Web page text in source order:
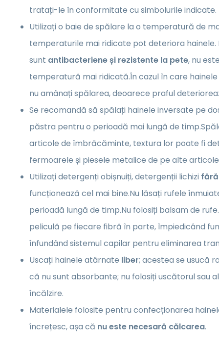
tratați-le în conformitate cu simbolurile indicate.
Utilizați o baie de spălare la o temperatură de
temperaturile mai ridicate pot deteriora
sunt antibacteriene și rezistente la pete, nu
temperatură mai ridicată.În cazul în care
nu amânați spălarea, deoarece praful
Se recomandă să spălați hainele inversate pe
păstra pentru o perioadă mai lungă de
articole de îmbrăcăminte, textura lor poate fi
fermoarele și piesele metalice de pe alte
Utilizați detergenți obișnuiți, detergenții lichizi
funcționează cel mai bine.Nu lăsați rufele
perioadă lungă de timp.Nu folosiți balsam de
peliculă pe fiecare fibră în parte, împiedicând
înfundând sistemul capilar pentru eliminarea
Uscați hainele atârnate liber; acestea se usucă
că nu sunt absorbante; nu folosiți uscătorul sau
încălzire.
Materialele folosite pentru confecționarea
încrețesc, așa că nu este necesară călcarea.